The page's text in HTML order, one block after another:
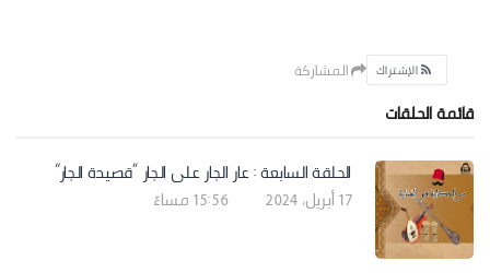
الإشتراك المشاركة
قائمة الحلقات
الحلقة السابعة : عار الجار على الجار “قصيدة الجار”
17 أبريل، 2024 | 15:56 مساءً